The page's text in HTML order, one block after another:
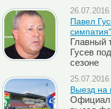
Павел
симпатия"
Главный
Гусев
сезоне
Выезд на